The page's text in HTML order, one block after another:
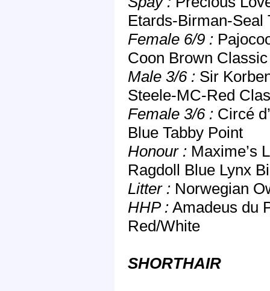
Etards-Birman-Seal
Female 6/9 :
Coon Brown
Male 3/6 : Sir
Steele-MC-Red
Female 3/6 : Circé
Blue Tabby Point
Honour : Maxime’s
Ragdoll Blue Lynx
Litter : Norwegian
HHP : Amadeus du
Red/White
SHORTHAIR